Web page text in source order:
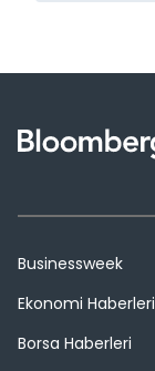
Businessweek
Ekonomi Haberleri
Borsa Haberleri